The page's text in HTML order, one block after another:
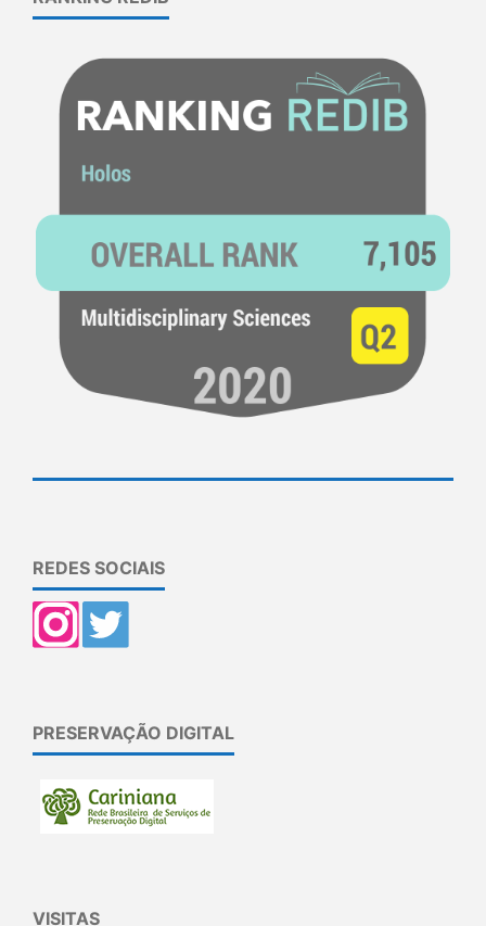
REDES SOCIAIS
PRESERVAÇÃO DIGITAL
VISITAS